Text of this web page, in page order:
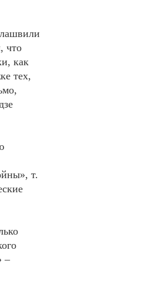
что
как
тех,
т.
–